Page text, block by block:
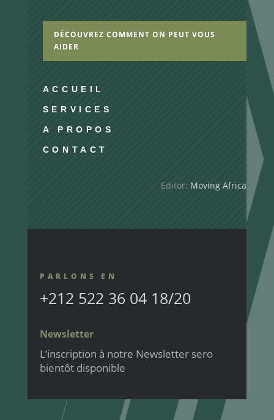
DÉCOUVREZ COMMENT ON PEUT VOUS
AIDER
ACCUEIL
SERVICES
A PROPOS
CONTACT
Editor: Moving Africa
PARLONS EN
+212 522 36 04 18/20
Newsletter
L’inscription à notre Newsletter sero
bientôt disponible